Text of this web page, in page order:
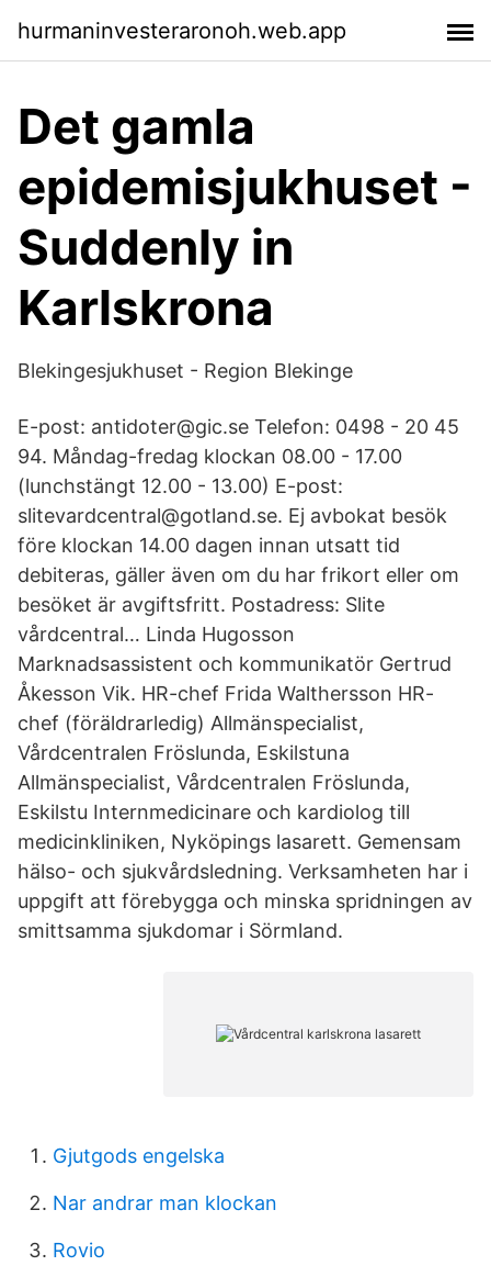
hurmaninvesteraronoh.web.app
Det gamla
epidemisjukhuset -
Suddenly in
Karlskrona
Blekingesjukhuset - Region Blekinge
E-post: antidoter@gic.se Telefon: 0498 - 20 45
94. Måndag-fredag klockan 08.00 - 17.00
(lunchstängt 12.00 - 13.00) E-post:
slitevardcentral@gotland.se. Ej avbokat besök
före klockan 14.00 dagen innan utsatt tid
debiteras, gäller även om du har frikort eller om
besöket är avgiftsfritt. Postadress: Slite
vårdcentral… Linda Hugosson
Marknadsassistent och kommunikatör Gertrud
Åkesson Vik. HR-chef Frida Walthersson HR-
chef (föräldrarledig) Allmänspecialist,
Vårdcentralen Fröslunda, Eskilstuna
Allmänspecialist, Vårdcentralen Fröslunda,
Eskilstu Internmedicinare och kardiolog till
medicinkliniken, Nyköpings lasarett. Gemensam
hälso- och sjukvårdsledning. Verksamheten har i
uppgift att förebygga och minska spridningen av
smittsamma sjukdomar i Sörmland.
Gjutgods engelska
Nar andrar man klockan
Rovio